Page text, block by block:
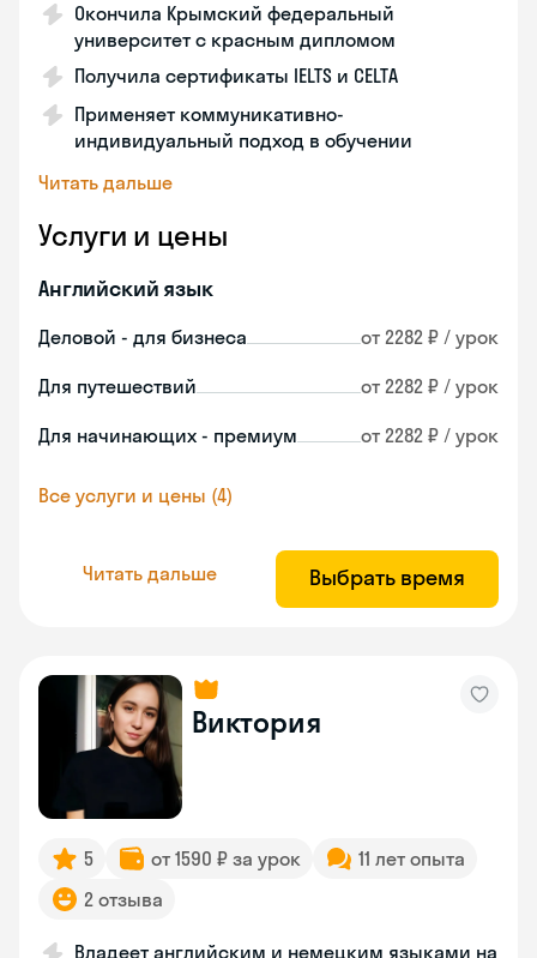
Окончила Крымский федеральный
университет с красным дипломом
Получила сертификаты IELTS и CELTA
Применяет коммуникативно-
индивидуальный подход в обучении
Читать дальше
Услуги и цены
Английский язык
Деловой - для бизнеса от 2282 ₽ / урок
Для путешествий от 2282 ₽ / урок
Для начинающих - премиум от 2282 ₽ / урок
Все услуги и цены (4)
Читать дальше Выбрать время
Виктория
5 от 1590 ₽ за урок
11 лет опыта
2 отзыва
Владеет английским и немецким языками на